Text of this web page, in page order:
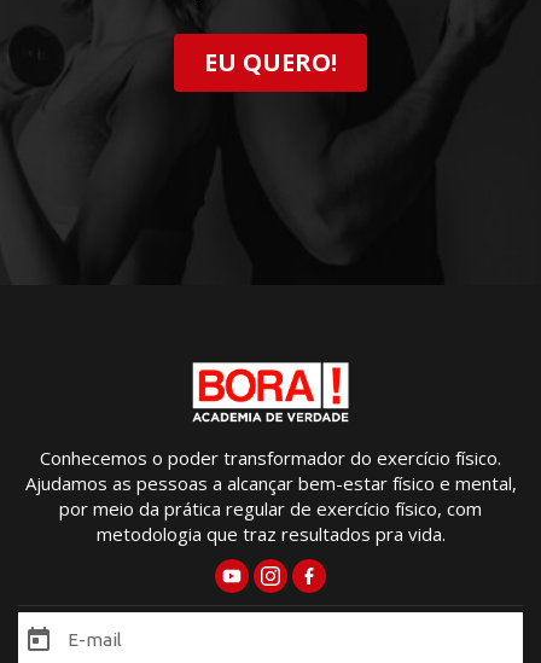
EU QUERO!
Conhecemos o poder transformador do exercício físico.
Ajudamos as pessoas a alcançar bem-estar físico e mental,
por meio da prática regular de exercício físico, com
metodologia que traz resultados pra vida.